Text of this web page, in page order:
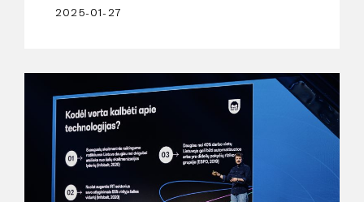
2025-01-27